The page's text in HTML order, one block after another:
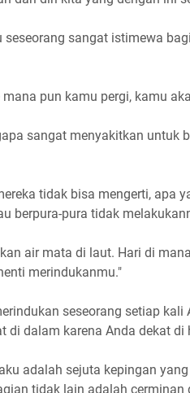
seseorang sangat istimewa
mana pun kamu pergi, kamu
sangat menyakitkan untuk
tidak bisa mengerti, apa
berpura-pura tidak
air mata di laut. Hari di
merindukanmu."
seseorang setiap
di dalam karena Anda dekat di
adalah sejuta kepingan
tidak lain adalah cerminan